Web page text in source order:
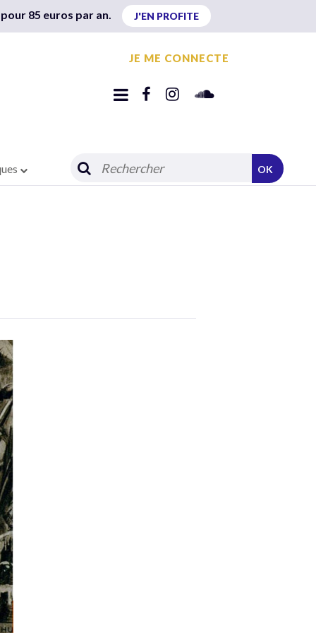
85 euros par an. J'EN PROFITE
JE ME CONNECTE
OK